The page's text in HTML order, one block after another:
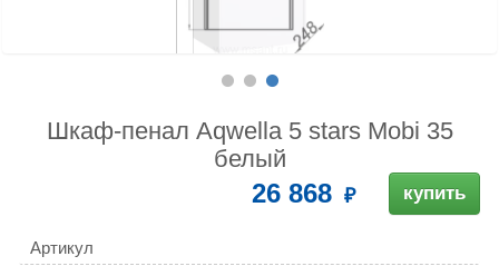
Шкаф-пенал Aqwella 5 stars Mobi 35
белый
26 868 купить
Артикул